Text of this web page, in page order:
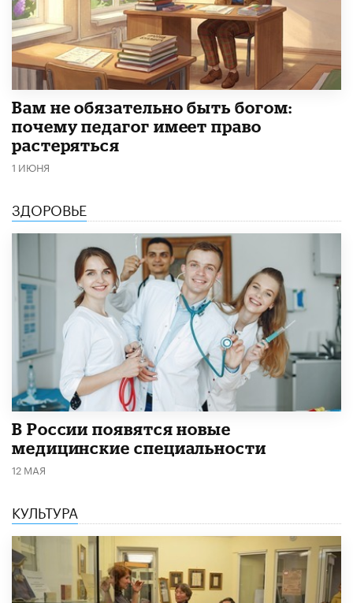
​Вам не обязательно быть богом:
почему педагог имеет право
растеряться
1 ИЮНЯ
ЗДОРОВЬЕ
В России появятся новые
медицинские специальности
12 МАЯ
КУЛЬТУРА